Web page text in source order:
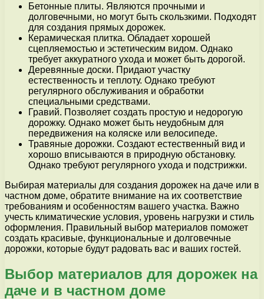
Бетонные плиты. Являются прочными и
долговечными, но могут быть скользкими. Подходят
для создания прямых дорожек.
Керамическая плитка. Обладает хорошей
сцепляемостью и эстетическим видом. Однако
требует аккуратного ухода и может быть дорогой.
Деревянные доски. Придают участку
естественность и теплоту. Однако требуют
регулярного обслуживания и обработки
специальными средствами.
Гравий. Позволяет создать простую и недорогую
дорожку. Однако может быть неудобным для
передвижения на коляске или велосипеде.
Травяные дорожки. Создают естественный вид и
хорошо вписываются в природную обстановку.
Однако требуют регулярного ухода и подстрижки.
Выбирая материалы для создания дорожек на даче или в
частном доме, обратите внимание на их соответствие
требованиям и особенностям вашего участка. Важно
учесть климатические условия, уровень нагрузки и стиль
оформления. Правильный выбор материалов поможет
создать красивые, функциональные и долговечные
дорожки, которые будут радовать вас и ваших гостей.
Выбор материалов для дорожек на
даче и в частном доме